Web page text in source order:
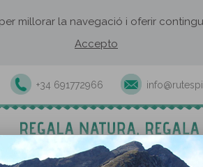
millorar la navegació i oferir
Accepto
+34 691772966